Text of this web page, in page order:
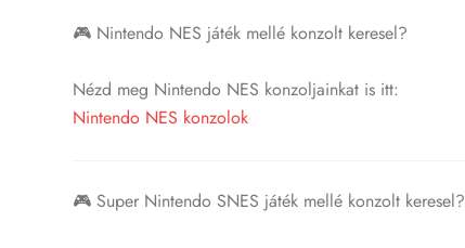
🎮 Nintendo NES játék mellé konzolt keresel?
Nézd meg Nintendo NES konzoljainkat is itt:
Nintendo NES konzolok
🎮 Super Nintendo SNES játék mellé konzolt keresel?